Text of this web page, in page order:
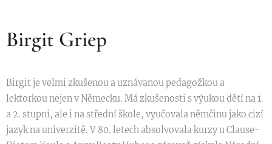
Birgit Griep
Birgit je velmi zkušenou a uznávanou pedagožkou a
lektorkou nejen v Německu. Má zkušenosti s výukou dětí na 1.
a 2. stupni, ale i na střední škole, vyučovala němčinu jako cizí
jazyk na univerzitě. V 80. letech absolvovala kurzy u Clause-